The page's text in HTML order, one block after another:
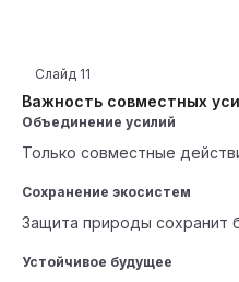
Важность совместных
Слайд 11
Объединение усилий
Только совместные
Сохранение экосистем
Защита природы сохранит
Устойчивое будущее